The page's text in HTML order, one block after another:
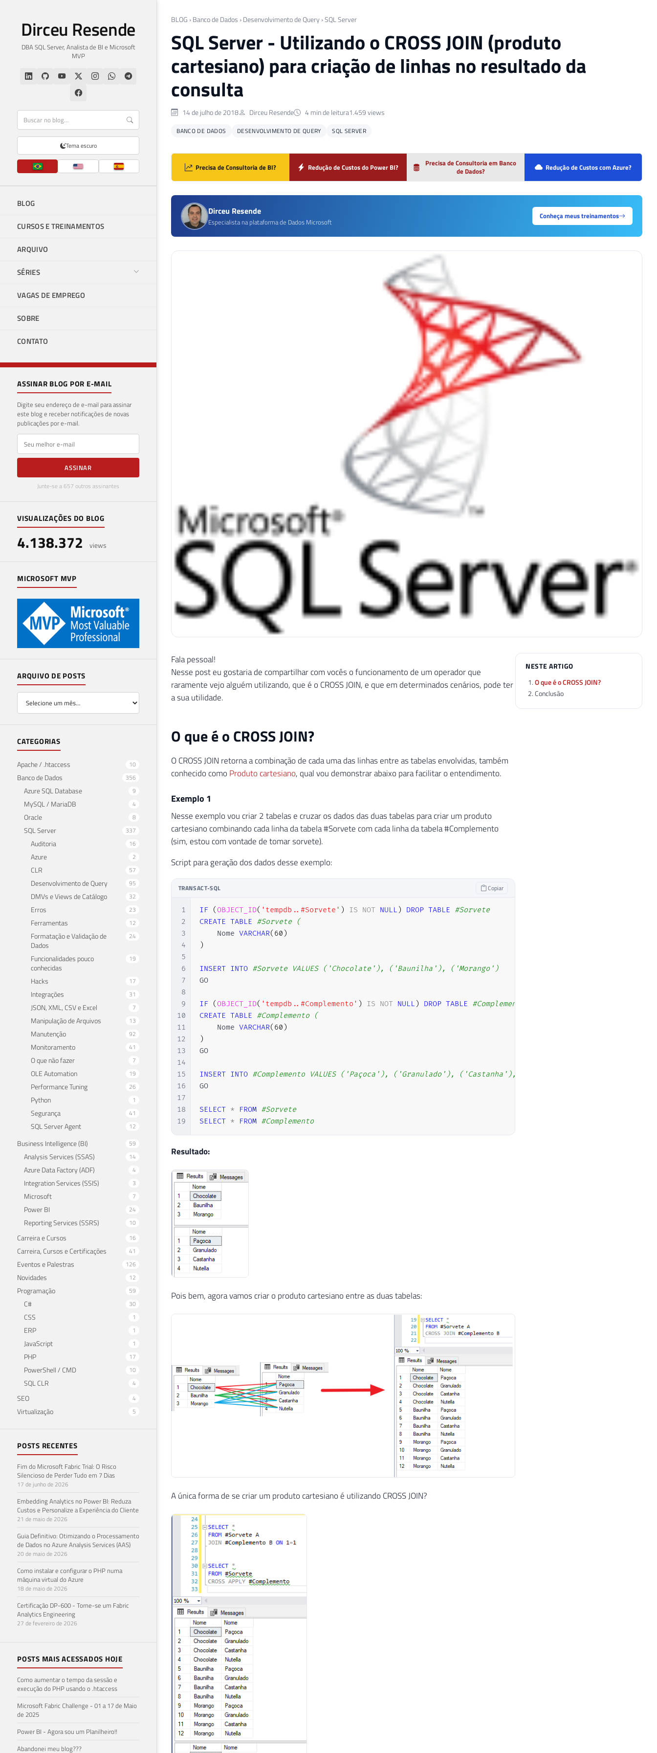
Dirceu Resende
DBA SQL Server, Analista de BI e Microsoft
MVP
Tema escuro
BLOG
CURSOS E TREINAMENTOS
ARQUIVO
SÉRIES
VAGAS DE EMPREGO
SOBRE
CONTATO
ASSINAR BLOG POR E-MAIL
Digite seu endereço de e-mail para assinar
este blog e receber notificações de novas
publicações por e-mail.
E-mail
ASSINAR
Junte-se a 657 outros assinantes
VISUALIZAÇÕES DO BLOG
4.138.372 views
MICROSOFT MVP
ARQUIVO DE POSTS
CATEGORIAS
Apache / .htaccess 10
Banco de Dados 356
Azure SQL Database 9
MySQL / MariaDB 4
Oracle 8
SQL Server 337
Auditoria 16
Azure 2
CLR 57
Desenvolvimento de Query 95
DMVs e Views de Catálogo 32
Erros 23
Ferramentas 12
Formatação e Validação de
Dados
24
Funcionalidades pouco
conhecidas
19
Hacks 17
Integrações 31
JSON, XML, CSV e Excel 7
Manipulação de Arquivos 13
Manutenção 92
Monitoramento 41
O que não fazer 7
OLE Automation 19
Performance Tuning 26
Python 1
Segurança 41
SQL Server Agent 12
Business Intelligence (BI) 59
Analysis Services (SSAS) 14
Azure Data Factory (ADF) 4
Integration Services (SSIS) 3
Microsoft 7
Power BI 24
Reporting Services (SSRS) 10
Carreira e Cursos 16
Carreira, Cursos e Certificações 41
Eventos e Palestras 126
Novidades 12
Programação 59
C# 30
CSS 1
ERP 1
JavaScript 1
PHP 17
PowerShell / CMD 10
SQL CLR 4
SEO 4
Virtualização 5
POSTS RECENTES
Fim do Microsoft Fabric Trial: O Risco
Silencioso de Perder Tudo em 7 Dias
17 de junho de 2026
Embedding Analytics no Power BI: Reduza
Custos e Personalize a Experiência do Cliente
21 de maio de 2026
Guia Definitivo: Otimizando o Processamento
de Dados no Azure Analysis Services (AAS)
20 de maio de 2026
Como instalar e configurar o PHP numa
máquina virtual do Azure
18 de maio de 2026
Certificação DP-600 - Torne-se um Fabric
Analytics Engineering
27 de fevereiro de 2026
POSTS MAIS ACESSADOS HOJE
Como aumentar o tempo da sessão e
execução do PHP usando o .htaccess
Microsoft Fabric Challenge - 01 a 17 de Maio
de 2025
Power BI - Agora sou um Planilheiro!!
Abandonei meu blog???
BLOG › Banco de Dados › Desenvolvimento de Query ›SQL Server
SQL Server - Utilizando o CROSS JOIN (produto
cartesiano) para criação de linhas no resultado da
consulta
14 de julho de 2018 Dirceu Resende 4 min de leitura1.459 views
BANCO DE DADOS DESENVOLVIMENTO DE QUERY SQL SERVER
Precisa de Consultoria de BI? Redução de Custos do Power BI?
Precisa de Consultoria em Banco
de Dados?
Redução de Custos com Azure?
Dirceu Resende
Especialista na plataforma de Dados Microsoft
Conheça meus treinamentos
Fala pessoal!
Nesse post eu gostaria de compartilhar com vocês o funcionamento de um operador que
raramente vejo alguém utilizando, que é o CROSS JOIN, e que em determinados cenários, pode ter
a sua utilidade.
O que é o CROSS JOIN?
O CROSS JOIN retorna a combinação de cada uma das linhas entre as tabelas envolvidas, também
conhecido como Produto cartesiano, qual vou demonstrar abaixo para facilitar o entendimento.
Exemplo 1
Nesse exemplo vou criar 2 tabelas e cruzar os dados das duas tabelas para criar um produto
cartesiano combinando cada linha da tabela #Sorvete com cada linha da tabela #Complemento
(sim, estou com vontade de tomar sorvete).
Script para geração dos dados desse exemplo:
TRANSACT-SQL Copiar
1
2
3
4
5
6
7
8
9
10
11
12
13
14
15
16
17
18
19
IF (OBJECT_ID( 'tempdb..#Sorvete' ) IS NOT NULL ) DROP TABLE #Sorvete
CREATE TABLE #Sorvete (
    Nome
VARCHAR( 60 )
)
INSERT INTO #Sorvete VALUES ('Chocolate'), ('Baunilha'), ('Morango')
GO
IF (OBJECT_ID( 'tempdb..#Complemento' ) IS NOT NULL ) DROP TABLE #Complemento
CREATE TABLE #Complemento (
    Nome
VARCHAR( 60 )
)
GO
INSERT INTO #Complemento VALUES ('Paçoca'), ('Granulado'), ('Castanha'), ('Nutella')
GO
SELECT * FROM #Sorvete
SELECT * FROM #Complemento
Resultado:
Pois bem, agora vamos criar o produto cartesiano entre as duas tabelas:
A única forma de se criar um produto cartesiano é utilizando CROSS JOIN?
NESTE ARTIGO
O que é o CROSS JOIN?
Conclusão